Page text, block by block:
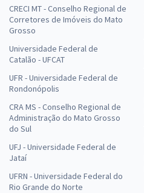
CRECI MT - Conselho Regional de
Corretores de Imóveis do Mato
Grosso
Universidade Federal de
Catalão - UFCAT
UFR - Universidade Federal de
Rondonópolis
CRA MS - Conselho Regional de
Administração do Mato Grosso
do Sul
UFJ - Universidade Federal de
Jataí
UFRN - Universidade Federal do
Rio Grande do Norte